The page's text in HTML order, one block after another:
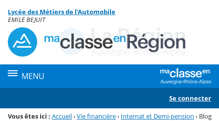
Menu de la rubrique
Contenu
Lycée des Métiers de l'Automobile
EMILE BEJUIT
MENU
Se connecter
Vous êtes ici : Accueil›Vie financière› Internat et Demi-pension › Blog